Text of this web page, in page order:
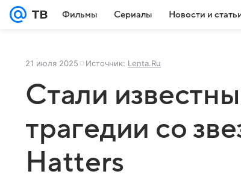
Фильмы Сериалы Новости и
21 июля 2025 Источник: Lenta.Ru
Стали
трагедии со
Hatters